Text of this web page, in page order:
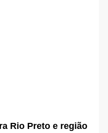
Rio Preto e região